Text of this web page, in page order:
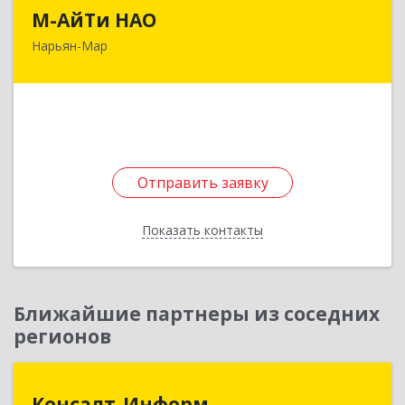
М-АйТи НАО
Нарьян-Мар
Отправить заявку
Показать контакты
Отправить заявку
Назад
Ближайшие партнеры из соседних
регионов